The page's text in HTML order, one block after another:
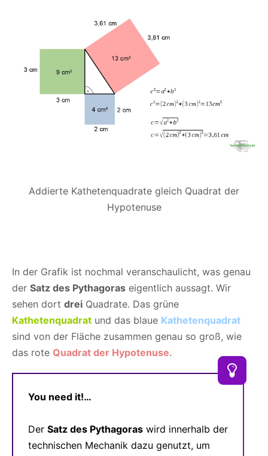
Addierte Kathetenquadrate gleich Quadrat der
Hypotenuse
In der Grafik ist nochmal veranschaulicht, was genau
der Satz des Pythagoras eigentlich aussagt. Wir
sehen dort drei Quadrate. Das grüne
Kathetenquadrat und das blaue Kathetenquadrat
sind von der Fläche zusammen genau so groß, wie
das rote Quadrat der Hypotenuse.
You need it!…
Der Satz des Pythagoras wird innerhalb der
technischen Mechanik dazu genutzt, um